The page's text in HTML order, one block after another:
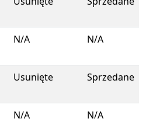
N/A N/A
Usunięte Sprzedane
N/A N/A